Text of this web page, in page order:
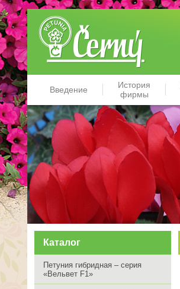
Введение
История
фирмы
Каталог
Петуния гибридная – серия
«Вельвет F1»